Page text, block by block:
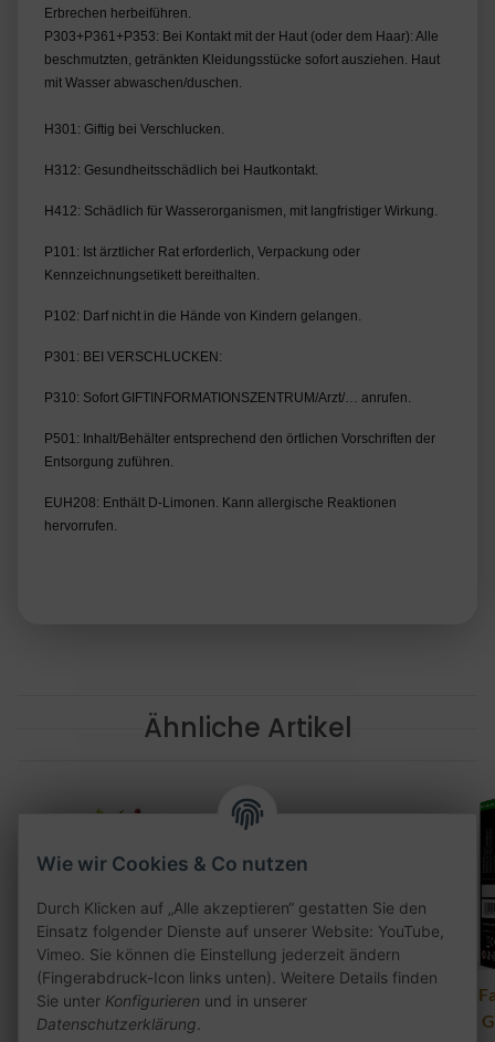
Erbrechen herbeiführen.
P303+P361+P353: Bei Kontakt mit der Haut (oder dem Haar): Alle
beschmutzten, getränkten Kleidungsstücke sofort ausziehen. Haut
mit Wasser abwaschen/duschen.
H301: Giftig bei Verschlucken.
H312: Gesundheitsschädlich bei Hautkontakt.
H412: Schädlich für Wasserorganismen, mit langfristiger Wirkung.
P101: Ist ärztlicher Rat erforderlich, Verpackung oder
Kennzeichnungsetikett bereithalten.
P102: Darf nicht in die Hände von Kindern gelangen.
P301: BEI VERSCHLUCKEN:
P310: Sofort GIFTINFORMATIONSZENTRUM/Arzt/… anrufen.
P501: Inhalt/Behälter entsprechend den örtlichen Vorschriften der
Entsorgung zuführen.
EUH208: Enthält D-Limonen. Kann allergische Reaktionen
hervorrufen.
Ähnliche Artikel
187 - 040 Hamburg
200g
Elfbar Elfa Pod 2er
Al
-
Wie wir Cookies & Co nutzen
Durch Klicken auf „Alle akzeptieren“ gestatten Sie den
Einsatz folgender Dienste auf unserer Website: YouTube,
Vimeo. Sie können die Einstellung jederzeit ändern
(Fingerabdruck-Icon links unten). Weitere Details finden
Sie unter Konfigurieren und in unserer
Datenschutzerklärung.